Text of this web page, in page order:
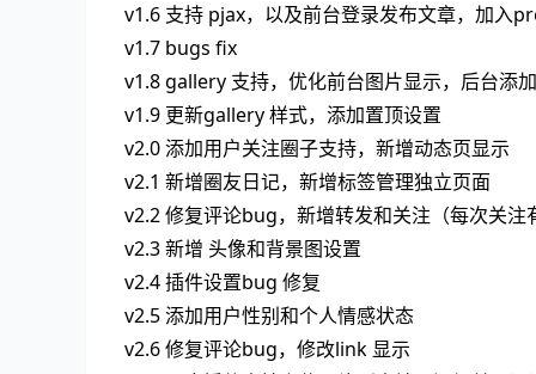
v1.6 支持 pjax，以及前台登录发布文章，加入
v1.7 bugs fix
v1.8 gallery 支持，优化前台图片显示，后台添
v1.9 更新gallery 样式，添加置顶设置
v2.0 添加用户关注圈子支持，新增动态页显示
v2.1 新增圈友日记，新增标签管理独立页面
v2.2 修复评论bug，新增转发和关注（每次关
v2.3 新增 头像和背景图设置
v2.4 插件设置bug 修复
v2.5 添加用户性别和个人情感状态
v2.6 修复评论bug，修改link 显示